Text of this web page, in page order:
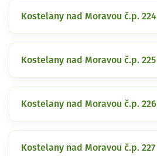
Kostelany nad Moravou č.p. 224
Kostelany nad Moravou č.p. 225
Kostelany nad Moravou č.p. 226
Kostelany nad Moravou č.p. 227